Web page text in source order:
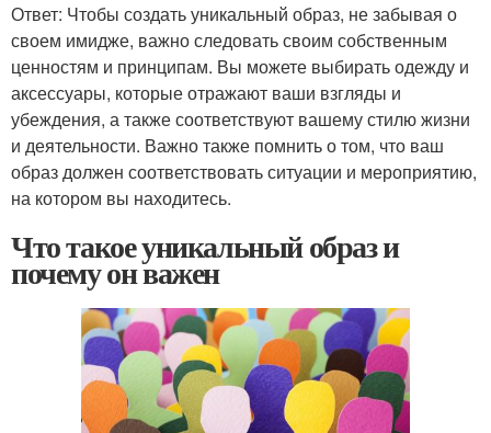
Ответ: Чтобы создать уникальный образ, не забывая о
своем имидже, важно следовать своим собственным
ценностям и принципам. Вы можете выбирать одежду и
аксессуары, которые отражают ваши взгляды и
убеждения, а также соответствуют вашему стилю жизни
и деятельности. Важно также помнить о том, что ваш
образ должен соответствовать ситуации и мероприятию,
на котором вы находитесь.
Что такое уникальный образ и
почему он важен